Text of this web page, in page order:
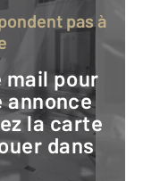
annonce
la carte
dans